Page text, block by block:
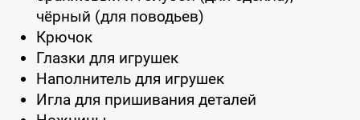
чёрный (для поводьев)
Крючок
Глазки для игрушек
Наполнитель для игрушек
Игла для пришивания деталей